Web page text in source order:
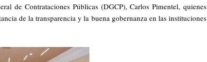
de Contrataciones Públicas (DGCP), Carlos Pimentel, quienes
de la transparencia y la buena gobernanza en las instituciones